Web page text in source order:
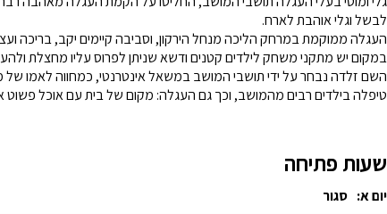
לבשל וגלי אוהבת לארח.
העגלה ממוקמת במרחק הליכה מנחל הירקון, וסביבה קיימים יקב, בריכה
במקום יש מתקני משחק לילדים קטנים ודשא שניתן לפרוס עליו מחצלת
השם זלדה נבחר על ידי תושבי המושב במשאל אינטרנטי, כמחווה לאמו של
טיפלה בילדים רבים מהמושב, וכך גם העגלה: מקום של בית עם אוכל פשוט
שעות פתיחה
יום א: סגור